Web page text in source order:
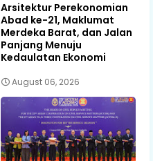
Arsitektur Perekonomian
Abad ke-21, Maklumat
Merdeka Barat, dan Jalan
Panjang Menuju
Kedaulatan Ekonomi
August 06, 2026